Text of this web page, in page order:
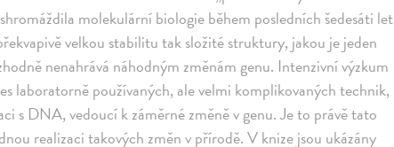
molekulární biologie během posledních šedesáti let
velkou stabilitu tak složité struktury, jakou je jeden
nenahrává náhodným změnám genu. Intenzivní výzkum
laboratorně používaných, ale velmi komplikovaných technik,
s DNA, vedoucí k záměrné změně v genu. Je to právě tato
realizaci takových změn v přírodě. V knize jsou ukázány